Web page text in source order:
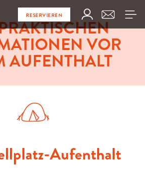
RESERVIEREN
VOR
AUFENTHALT
Aufenthalt